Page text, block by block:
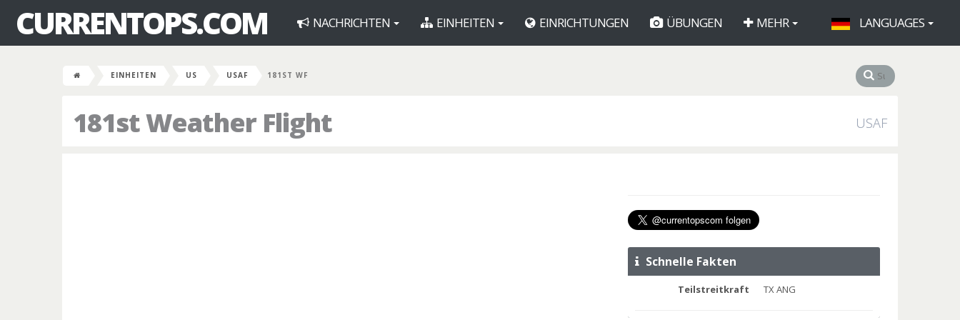
CURRENTOPS.COM NACHRICHTEN EINHEITEN EINRICHTUNGEN ÜBUNGEN MEHR LANGUAGES
EINHEITEN US USAF 181ST WF
181st Weather Flight USAF
Schnelle Fakten
Teilstreitkraft TX ANG